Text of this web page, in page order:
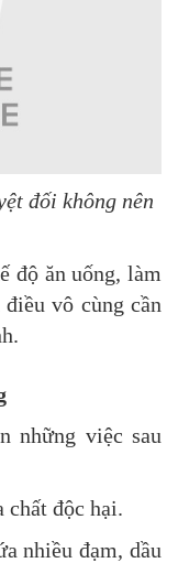
đối không nên
độ ăn uống, làm
vô cùng cần
những việc sau
chất độc hại.
nhiều đạm, dầu